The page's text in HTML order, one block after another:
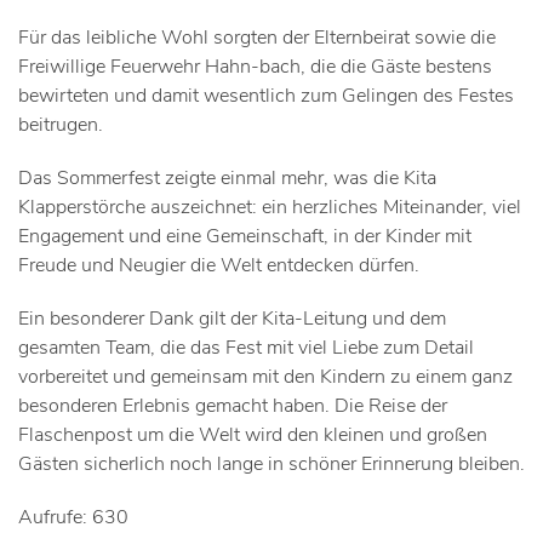
Für das leibliche Wohl sorgten der Elternbeirat sowie die
Freiwillige Feuerwehr Hahn-bach, die die Gäste bestens
bewirteten und damit wesentlich zum Gelingen des Festes
beitrugen.
Das Sommerfest zeigte einmal mehr, was die Kita
Klapperstörche auszeichnet: ein herzliches Miteinander, viel
Engagement und eine Gemeinschaft, in der Kinder mit
Freude und Neugier die Welt entdecken dürfen.
Ein besonderer Dank gilt der Kita-Leitung und dem
gesamten Team, die das Fest mit viel Liebe zum Detail
vorbereitet und gemeinsam mit den Kindern zu einem ganz
besonderen Erlebnis gemacht haben. Die Reise der
Flaschenpost um die Welt wird den kleinen und großen
Gästen sicherlich noch lange in schöner Erinnerung bleiben.
Aufrufe: 630